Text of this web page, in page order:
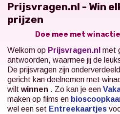
Prijsvragen.nl - Win
prijzen
Doe mee met
Welkom op Prijsvragen.nl met
antwoorden, waarmee jij de
De prijsvragen zijn
gericht kan deelnemen met
wilt winnen . Zo kan je een
maken op films en
wel een set Entreekaartjes